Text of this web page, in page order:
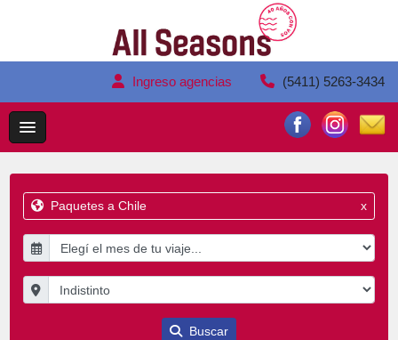
Ingreso agencias (5411) 5263-3434
Paquetes a Chile x
Buscar